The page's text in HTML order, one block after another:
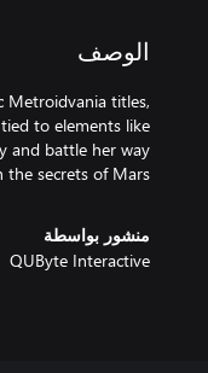
الوصف
Metroidvania titles,
to elements like
and battle her way
secrets of Mars.
منشور بواسطة
QUByte Interactive